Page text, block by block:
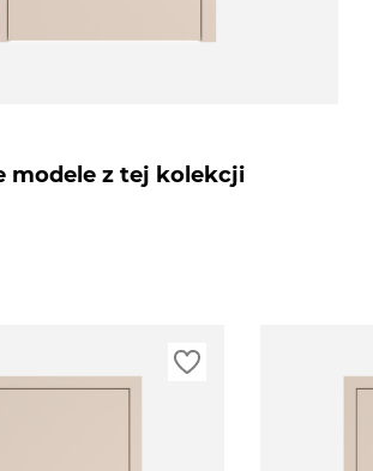
modele z tej kolekcji